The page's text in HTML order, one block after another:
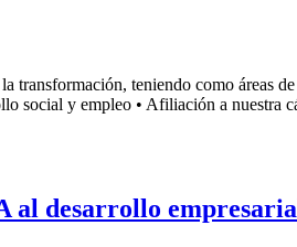
teniendo como áreas
social y empleo • Afiliación a nuestra
desarrollo